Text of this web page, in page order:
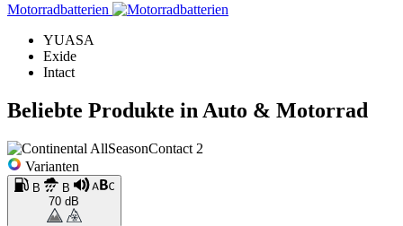
Motorradbatterien
YUASA
Exide
Intact
Beliebte Produkte in Auto & Motorrad
Varianten
B
B
70 dB